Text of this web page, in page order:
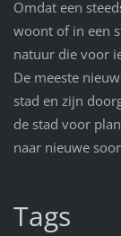
Omdat een
woont of in een
natuur die voor
De meeste
stad en zijn
de stad voor
naar nieuwe
Tags